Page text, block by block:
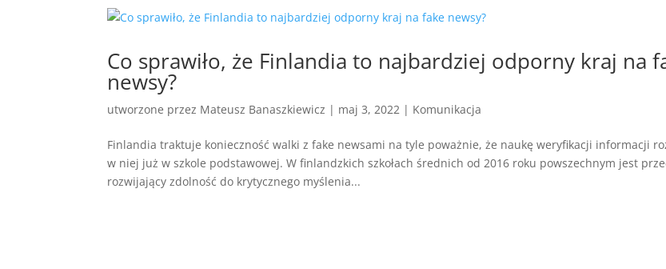
Co sprawiło, że Finlandia to najbardziej odporny kraj na
newsy?
utworzone przez Mateusz Banaszkiewicz | maj 3, 2022 | Komunikacja
Finlandia traktuje konieczność walki z fake newsami na tyle poważnie, że naukę weryfikacji informacji
w niej już w szkole podstawowej. W finlandzkich szkołach średnich od 2016 roku powszechnym jest
rozwijający zdolność do krytycznego myślenia...